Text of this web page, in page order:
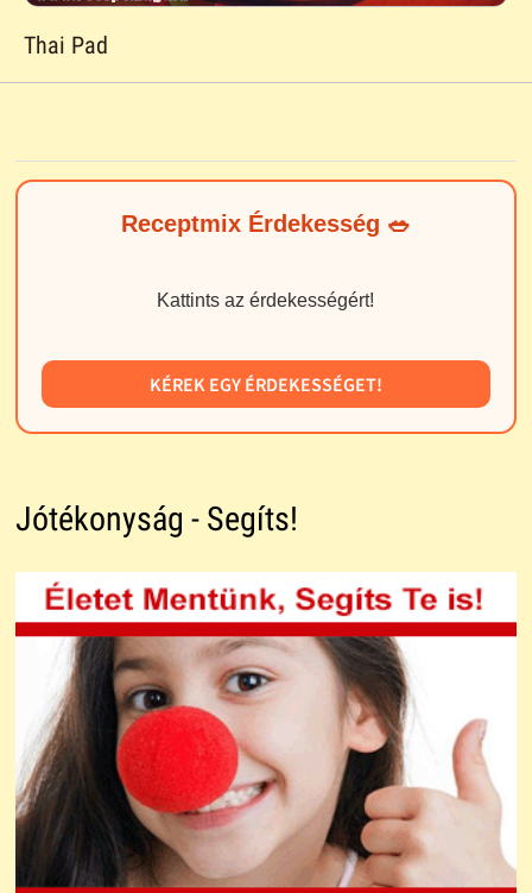
Thai Pad
Receptmix Érdekesség 🥗
Kattints az érdekességért!
KÉREK EGY ÉRDEKESSÉGET!
Jótékonyság - Segíts!